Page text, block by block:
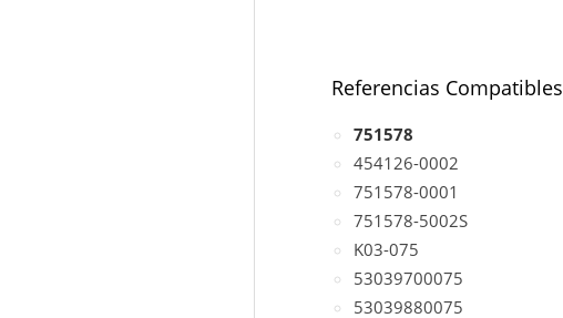
Referencias Compatibles
751578
454126-0002
751578-0001
751578-5002S
K03-075
53039700075
53039880075